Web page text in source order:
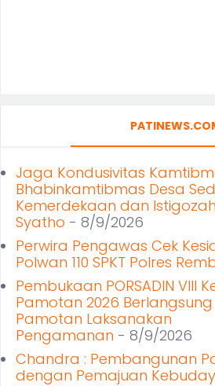
Jaga Kondusivitas
Bhabinkamtibmas Desa
Kemerdekaan dan
Syatho - 8/9/2026
Perwira Pengawas Cek
Polwan 110 SPKT Polres
Pembukaan PORSADIN VIII
Pamotan 2026 Berlangsung
Pamotan Laksanakan
Pengamanan - 8/9/2026
Chandra : Pembangunan
dengan Pemajuan